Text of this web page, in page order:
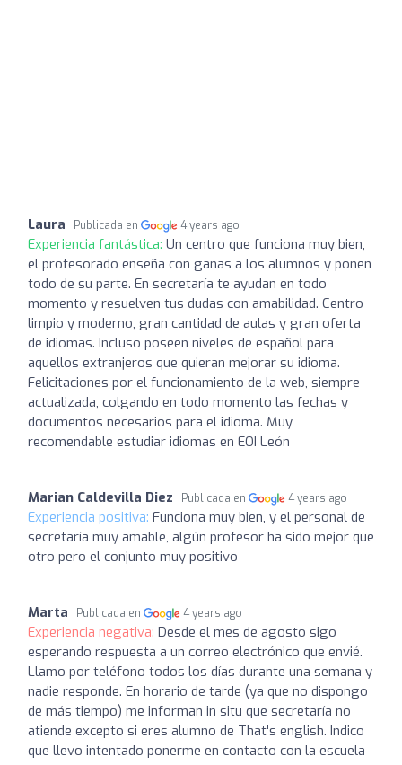
Laura Publicada en 4 years ago
Experiencia fantástica: Un centro que funciona muy bien,
el profesorado enseña con ganas a los alumnos y ponen
todo de su parte. En secretaría te ayudan en todo
momento y resuelven tus dudas con amabilidad. Centro
limpio y moderno, gran cantidad de aulas y gran oferta
de idiomas. Incluso poseen niveles de español para
aquellos extranjeros que quieran mejorar su idioma.
Felicitaciones por el funcionamiento de la web, siempre
actualizada, colgando en todo momento las fechas y
documentos necesarios para el idioma. Muy
recomendable estudiar idiomas en EOI León
Marian Caldevilla Diez Publicada en 4 years ago
Experiencia positiva: Funciona muy bien, y el personal de
secretaría muy amable, algún profesor ha sido mejor que
otro pero el conjunto muy positivo
Marta Publicada en 4 years ago
Experiencia negativa: Desde el mes de agosto sigo
esperando respuesta a un correo electrónico que envié.
Llamo por teléfono todos los días durante una semana y
nadie responde. En horario de tarde (ya que no dispongo
de más tiempo) me informan in situ que secretaría no
atiende excepto si eres alumno de That's english. Indico
que llevo intentado ponerme en contacto con la escuela